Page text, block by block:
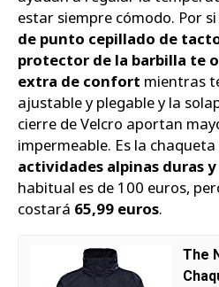
estar siempre cómodo. Por
de punto cepillado de
protector de la barbilla te
extra de confort mientras
ajustable y plegable y la
cierre de Velcro aportan
impermeable. Es la chaqueta
actividades alpinas duras
habitual es de 100 euros,
costará 65,99 euros.
The